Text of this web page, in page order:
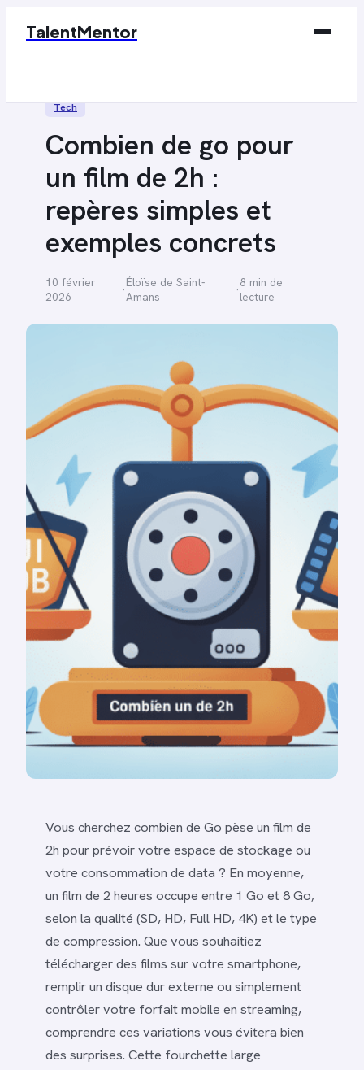
TalentMentor
Tech
Combien de go pour
un film de 2h :
repères simples et
exemples concrets
10 février
2026
·Éloïse de Saint-
Amans
·8 min de
lecture
Vous cherchez combien de Go pèse un film de
2h pour prévoir votre espace de stockage ou
votre consommation de data ? En moyenne,
un film de 2 heures occupe entre 1 Go et 8 Go,
selon la qualité (SD, HD, Full HD, 4K) et le type
de compression. Que vous souhaitiez
télécharger des films sur votre smartphone,
remplir un disque dur externe ou simplement
contrôler votre forfait mobile en streaming,
comprendre ces variations vous évitera bien
des surprises. Cette fourchette large